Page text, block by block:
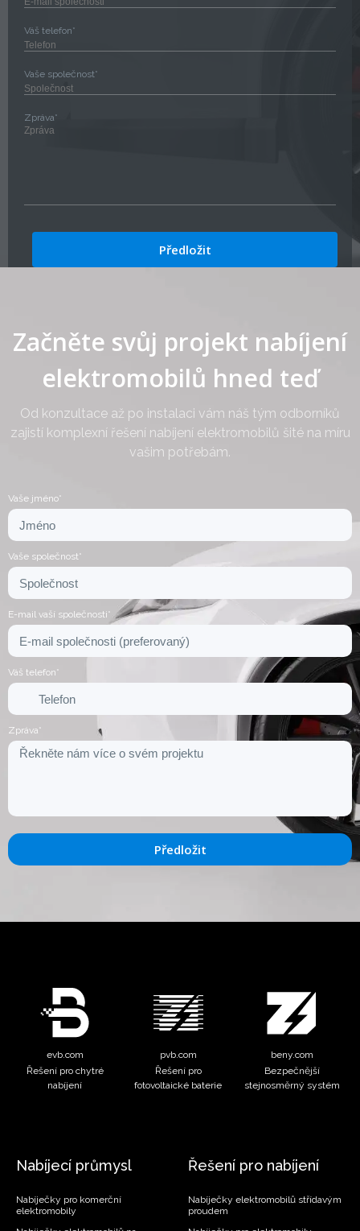
Váš telefon*
Vaše společnost*
Zpráva*
Začněte svůj projekt nabíjení
elektromobilů hned teď
Od konzultace až po instalaci vám náš tým odborníků
zajistí komplexní řešení nabíjení elektromobilů šité na míru
vašim potřebám.
Vaše jméno*
Vaše společnost*
E-mail vaší společnosti*
Váš telefon*
Zpráva*
Předložit
evb.com
Řešení pro chytré
nabíjení
pvb.com
Řešení pro
fotovoltaické baterie
beny.com
Bezpečnější
stejnosměrný systém
Nabíjecí průmysl
Nabíječky pro komerční
elektromobily
Řešení pro nabíjení
Nabíječky elektromobilů střídavým
proudem